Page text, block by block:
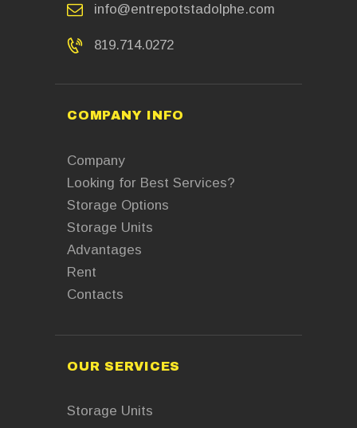
info@entrepotstadolphe.com
819.714.0272
COMPANY INFO
Company
Looking for Best Services?
Storage Options
Storage Units
Advantages
Rent
Contacts
OUR SERVICES
Storage Units